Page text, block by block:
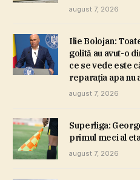
august 7, 2026
Ilie Bolojan:
golită au avut-o
ce se vede este
reparaţia apa nu
august 7, 2026
Superliga:
primul meci al
august 7, 2026